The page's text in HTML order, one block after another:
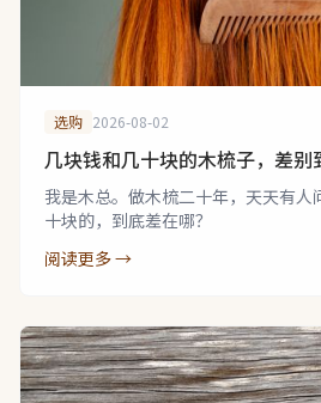
选购 2026-08-02
几块钱和几十块的木梳子，差别
我是木总。做木梳二十年，天天有人
十块的，到底差在哪？
阅读更多 →